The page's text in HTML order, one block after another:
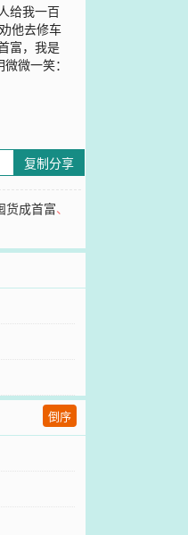
给我一百
他去修车
富，我是
微一笑：
复制分享
货成首富、
倒序